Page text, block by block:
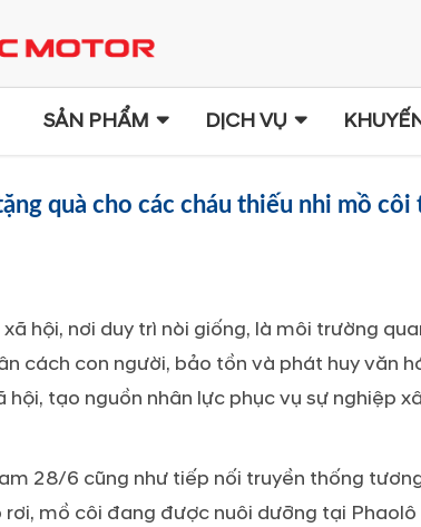
SẢN PHẨM DỊCH VỤ
quà cho các cháu thiếu nhi mồ côi
hội, nơi duy trì nòi giống, là môi trường
cách con người, bảo tồn và phát huy văn
tạo nguồn nhân lực phục vụ sự nghiệp
28/6 cũng như tiếp nối truyền thống
mồ côi đang được nuôi dưỡng tại Phaolô